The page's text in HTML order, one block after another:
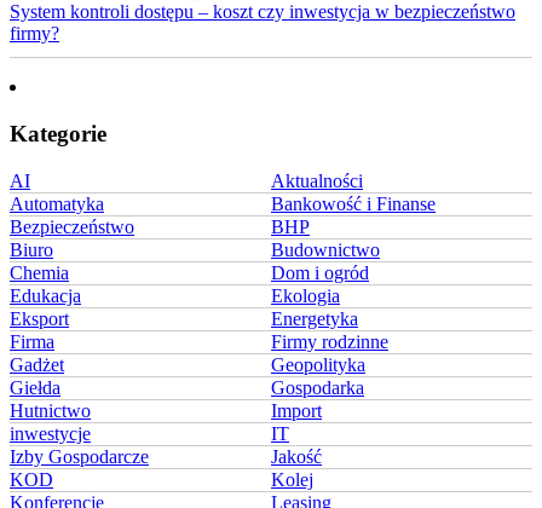
System kontroli dostępu – koszt czy inwestycja w bezpieczeństwo
firmy?
Kategorie
AI
Aktualności
Automatyka
Bankowość i Finanse
Bezpieczeństwo
BHP
Biuro
Budownictwo
Chemia
Dom i ogród
Edukacja
Ekologia
Eksport
Energetyka
Firma
Firmy rodzinne
Gadżet
Geopolityka
Giełda
Gospodarka
Hutnictwo
Import
inwestycje
IT
Izby Gospodarcze
Jakość
KOD
Kolej
Konferencje
Leasing